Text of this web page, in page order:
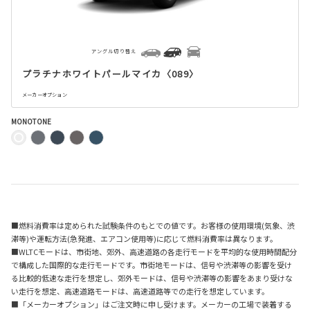
プラチナホワイトパールマイカ〈089〉
メーカーオプション
アングル切り替え
MONOTONE
■燃料消費率は定められた試験条件のもとでの値です。お客様の使用環境(気象、渋
滞等)や運転方法(急発進、エアコン使用等)に応じて燃料消費率は異なります。
■WLTCモードは、市街地、郊外、高速道路の各走行モードを平均的な使用時間配分
で構成した国際的な走行モードです。市街地モードは、信号や渋滞等の影響を受け
る比較的低速な走行を想定し、郊外モードは、信号や渋滞等の影響をあまり受けな
い走行を想定、高速道路モードは、高速道路等での走行を想定しています。
■「メーカーオプション」はご注文時に申し受けます。メーカーの工場で装着する